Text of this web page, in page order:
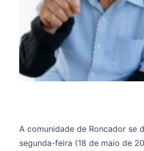
A comunidade de Roncador se
segunda-feira (18 de maio de